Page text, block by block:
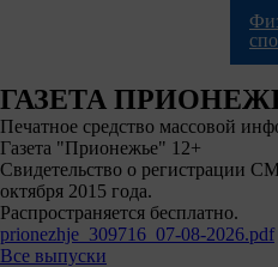
ГАЗЕТА
Печатное средство массовой
Газета "Прионежье" 12+
Свидетельство о регистрации
октября 2015 года.
Распространяется бесплатно.
prionezhje_309716_07-08-2026.pdf
Все выпуски